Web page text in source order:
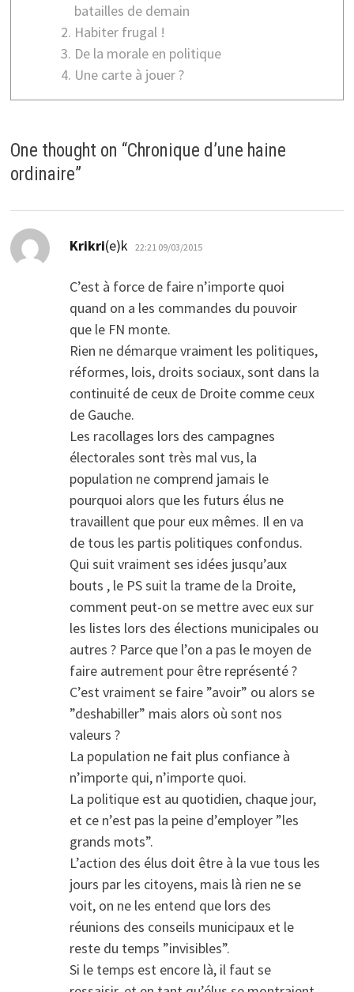
batailles de demain
Habiter frugal !
De la morale en politique
Une carte à jouer ?
One thought on “Chronique d’une haine
ordinaire”
Krikri(e)k dio:
22:21 09/03/2015
C’est à force de faire n’importe quoi
quand on a les commandes du pouvoir
que le FN monte.
Rien ne démarque vraiment les politiques,
réformes, lois, droits sociaux, sont dans la
continuité de ceux de Droite comme ceux
de Gauche.
Les racollages lors des campagnes
électorales sont très mal vus, la
population ne comprend jamais le
pourquoi alors que les futurs élus ne
travaillent que pour eux mêmes. Il en va
de tous les partis politiques confondus.
Qui suit vraiment ses idées jusqu’aux
bouts , le PS suit la trame de la Droite,
comment peut-on se mettre avec eux sur
les listes lors des élections municipales ou
autres ? Parce que l’on a pas le moyen de
faire autrement pour être représenté ?
C’est vraiment se faire ”avoir” ou alors se
”deshabiller” mais alors où sont nos
valeurs ?
La population ne fait plus confiance à
n’importe qui, n’importe quoi.
La politique est au quotidien, chaque jour,
et ce n’est pas la peine d’employer ”les
grands mots”.
L’action des élus doit être à la vue tous les
jours par les citoyens, mais là rien ne se
voit, on ne les entend que lors des
réunions des conseils municipaux et le
reste du temps ”invisibles”.
Si le temps est encore là, il faut se